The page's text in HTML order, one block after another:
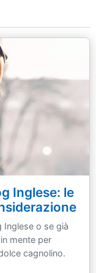
Inglese: le
Inglese o se già
mente per
cagnolino.